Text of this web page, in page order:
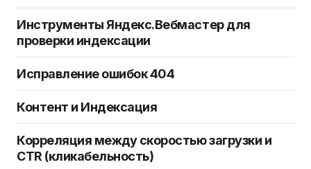
Инструменты Яндекс.Вебмастер для
проверки индексации
Исправление ошибок 404
Контент и Индексация
Корреляция между скоростью загрузки и
CTR (кликабельность)